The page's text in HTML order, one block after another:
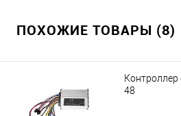
ПОХОЖИЕ ТОВАРЫ (8)
Контроллер
48